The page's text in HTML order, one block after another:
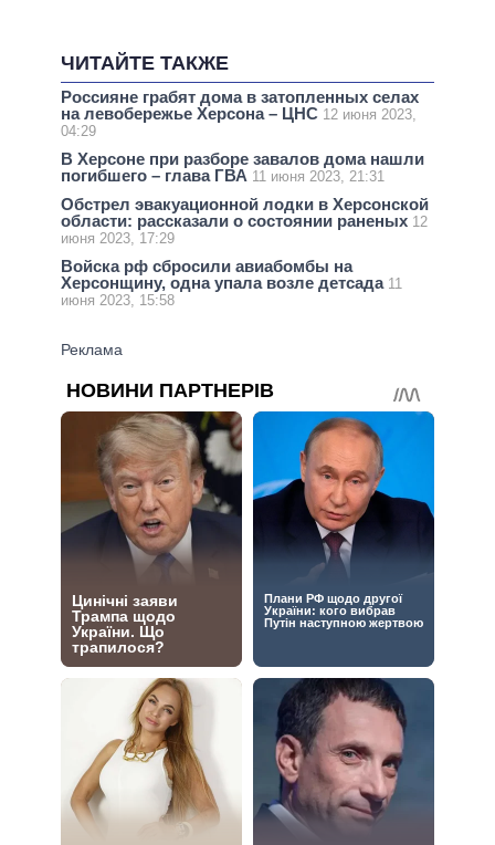
ЧИТАЙТЕ ТАКЖЕ
Россияне грабят дома в затопленных селах
на левобережье Херсона – ЦНС 12 июня 2023,
04:29
В Херсоне при разборе завалов дома нашли
погибшего – глава ГВА 11 июня 2023, 21:31
Обстрел эвакуационной лодки в Херсонской
области: рассказали о состоянии раненых 12
июня 2023, 17:29
Войска рф сбросили авиабомбы на
Херсонщину, одна упала возле детсада 11
июня 2023, 15:58